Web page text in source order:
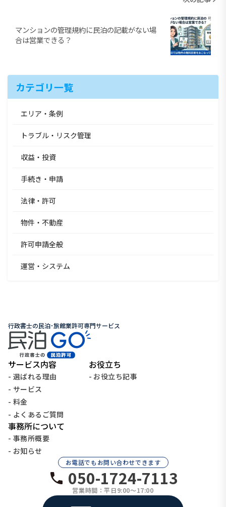
マンションの管理規約に民泊の記載がない場
合は営業できる？
カテゴリ一覧
エリア・条例
トラブル・リスク管理
収益・投資
手続き・申請
法律・許可
物件・不動産
許可申請全般
運営・システム
行政書士の民泊･旅館業許可専門サービス
サービス内容
- 選ばれる理由
- サービス
- 料金
- よくあるご質問
お役立ち
- お役立ち記事
事務所について
- 事務所概要
- お知らせ
お電話でもお問い合わせできます
050-1724-7113
営業時間：平日9:00〜17:00